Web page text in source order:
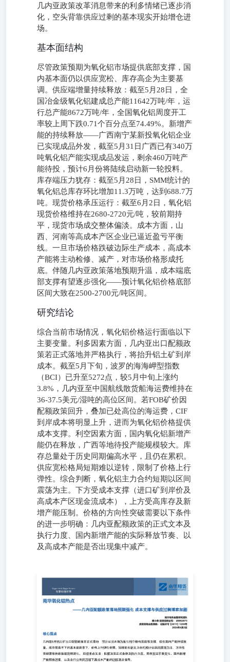
几内亚政策改革消息带来的利多情绪已逐步消
化，空头背靠供应过剩的基本现实开始增仓进
场。
基本面结构
尽管政策预期为氧化铝市场提供底部支撑，国
内基本面仍以供应宽松、库存高企为主要基
调。供应端增量持续释放：截至5月28日，全
国冶金级氧化铝建成总产能11642万吨/年，运
行总产能8672万吨/年，全国氧化铝周度开工
率较上周下跌0.71个百分点至74.49%。新增产
能的持续释放——广西南宁某新投氧化铝企业
已实现成品外发，截至5月31日广西已有340万
吨氧化铝产能实现成品发运，剩余460万吨产
能待投，预计6月份将陆续启动新一轮投料。
库存端压力犹存：截至5月28日，SMM统计的
氧化铝总库存环比增加11.3万吨，达到688.7万
吨。现货价格承压运行：截至6月2日，氧化铝
现货价格维持在2680-2720元/吨，较前期持
平，现货市场成交整体偏淡。成本方面，山
西、河南等高成本产区企业已逼近盈亏平衡
线。一旦市场价格跌破边际生产成本，高成本
产能将主动检修、减产，对市场价格形成托
底。伴随几内亚政策落地预期升温，成本端底
部支撑有望逐步强化——预计氧化铝价格底部
区间大致在2500-2700元/吨区间。
研究结论
综合当前市场情况，氧化铝价格运行面临以下
主要变量。利多因素方面，几内亚出口配额政
策若正式落地并严格执行，将抬升铝土矿到岸
成本。截至5月下旬，波罗的海海岬型指数
（BCI）已升至5272点，较5月中旬上涨约
3.8%，几内亚至中国航线散货船海运费维持在
36-37.5美元/湿吨的高位区间。若FOB矿价因
配额政策回升，叠加已处高位的海运费，CIF
到岸成本将明显上升，进而为氧化铝价格提供
成本支撑。利空因素方面，国内氧化铝新增产
能仍在释放，广西等地待投产能规模较大。库
存总量处于历史同期偏高水平，且仍在累积。
供应宽松格局短期难以逆转，限制了价格上行
弹性。综合判断，氧化铝主力合约短期以区间
震荡为主。下方受成本支撑（进口矿到岸价及
高成本产区现金流成本），上方受高库存及新
增产能压制。价格的方向性突破需要以下条件
的进一步明确：几内亚配额政策的正式文本及
执行力度、国内新增产能的实际释放节奏、以
及高成本产能是否出现集中减产。
——几内亚配额政策落地预期强化成本支撑与供应过剩博弈
加剧 南华有色金属研究团队傅小燕 投资咨询证号：
Z0002675投资咨询业务资格： 证监许可【2011】1290号
2026年6月3日 核心观点 几内亚6月铝土矿出口配额政策若
正式落地，预计从成本端为氧化铝价格构筑底部支撑，但在
国内产能持续放量、库存居高不下的基本面背景下，价格上
行弹性受限。短期氧化铝主力合约预计以区间震荡为主，方
向性突破需等待政策细则明朗化。后续重点关注：配额政策